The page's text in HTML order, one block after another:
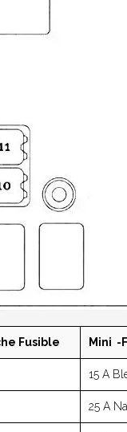
Fusible Mini -
15 A
25 A